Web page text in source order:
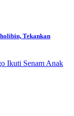
Tekankan